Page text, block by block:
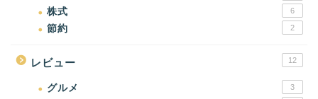
株式 6
節約 2
レビュー 12
グルメ 3